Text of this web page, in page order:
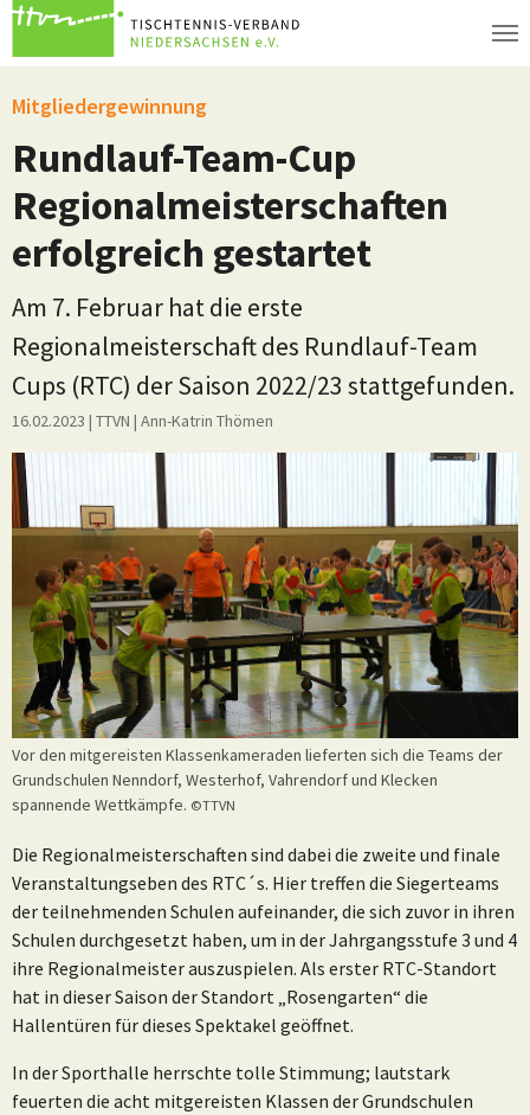
Zum Hauptinhalt springen
Mitgliedergewinnung
Rundlauf-Team-Cup
Regionalmeisterschaften
erfolgreich gestartet
Am 7. Februar hat die erste
Regionalmeisterschaft des Rundlauf-Team
Cups (RTC) der Saison 2022/23 stattgefunden.
16.02.2023 | TTVN | Ann-Katrin Thömen
Vor den mitgereisten Klassenkameraden lieferten sich die Teams der
Grundschulen Nenndorf, Westerhof, Vahrendorf und Klecken
spannende Wettkämpfe. ©TTVN
Die Regionalmeisterschaften sind dabei die zweite und finale
Veranstaltungseben des RTC´s. Hier treffen die Siegerteams
der teilnehmenden Schulen aufeinander, die sich zuvor in ihren
Schulen durchgesetzt haben, um in der Jahrgangsstufe 3 und 4
ihre Regionalmeister auszuspielen. Als erster RTC-Standort
hat in dieser Saison der Standort „Rosengarten“ die
Hallentüren für dieses Spektakel geöffnet.
In der Sporthalle herrschte tolle Stimmung; lautstark
feuerten die acht mitgereisten Klassen der Grundschulen